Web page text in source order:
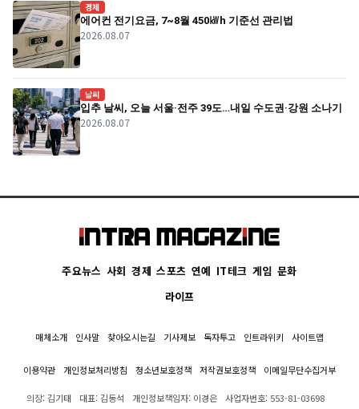
경제
에어컨 전기요금, 7~8월 450㎾h 기준선 관리법
2026.08.07
날씨
입추 날씨, 오늘 서울·전주 39도…내일 수도권·강원 소나기
2026.08.07
주요뉴스 사회 경제 스포츠 연예 IT테크 게임 문화
라이프
매체소개 인사말 찾아오시는길 기사제보 독자투고 인트라위키 사이트맵
이용약관 개인정보처리방침 청소년보호정책 저작권보호정책 이메일무단수집거부
의장: 김기태 대표: 김동석 개인정보책임자: 이경은
사업자번호: 553-81-03698